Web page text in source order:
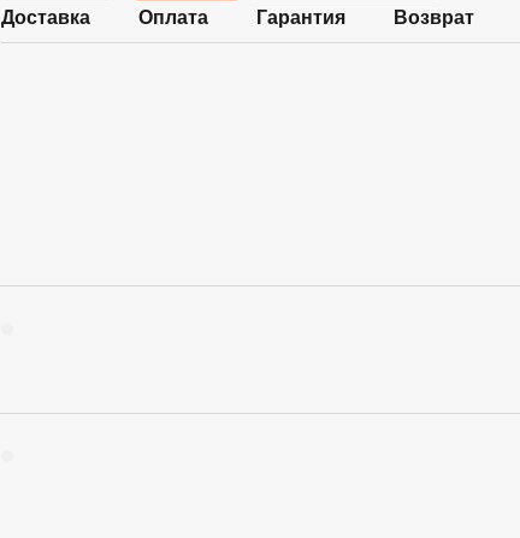
Доставка Оплата Гарантия Возврат